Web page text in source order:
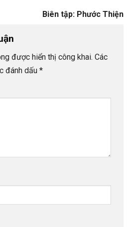
Biên tập: Phước Thiện
được hiển thị công khai. Các
đánh dấu *